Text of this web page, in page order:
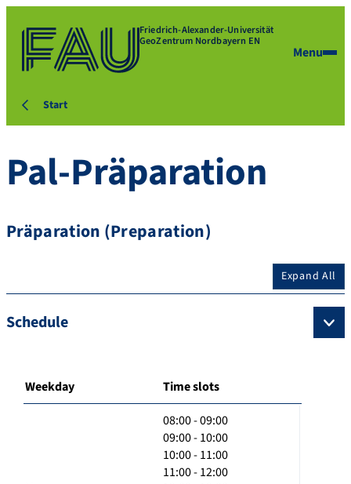
Friedrich-Alexander-Universität
GeoZentrum Nordbayern EN
Menu
Start
Pal-Präparation
Präparation (Preparation)
Expand All
Schedule
Weekday Time slots
08:00 - 09:00
09:00 - 10:00
10:00 - 11:00
11:00 - 12:00